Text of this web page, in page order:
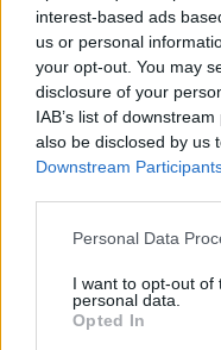
interest-based ads
us or personal
your opt-out. You may
disclosure of your
IAB’s list of
also be disclosed by us
Downstream
Personal Data
I want to opt-out of
personal data.
Opted In
Изкуствен
създаде нови